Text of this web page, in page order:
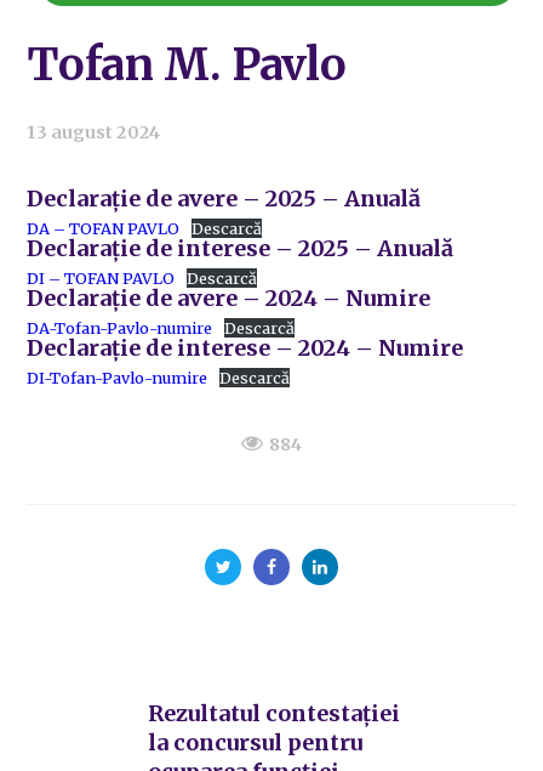
Tofan M. Pavlo
13 august 2024
Declarație de avere – 2025 – Anuală
DA – TOFAN PAVLO Descarcă
Declarație de interese – 2025 – Anuală
DI – TOFAN PAVLO Descarcă
Declarație de avere – 2024 – Numire
DA-Tofan-Pavlo-numire Descarcă
Declarație de interese – 2024 – Numire
DI-Tofan-Pavlo-numire Descarcă
884
Rezultatul contestației
la concursul pentru